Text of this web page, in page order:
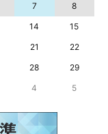
7
8
14
15
21
22
28
29
4 5